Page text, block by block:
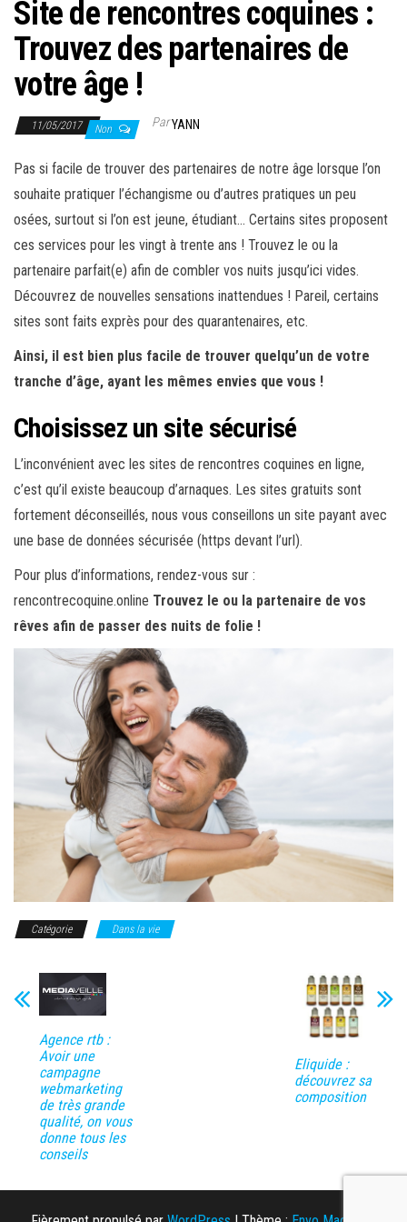
Site de rencontres coquines :
Trouvez des partenaires de
votre âge !
11/05/2017 Non ParYANN
Pas si facile de trouver des partenaires de notre âge lorsque l’on
souhaite pratiquer l’échangisme ou d’autres pratiques un peu
osées, surtout si l’on est jeune, étudiant… Certains sites proposent
ces services pour les vingt à trente ans ! Trouvez le ou la
partenaire parfait(e) afin de combler vos nuits jusqu’ici vides.
Découvrez de nouvelles sensations inattendues ! Pareil, certains
sites sont faits exprès pour des quarantenaires, etc.
Ainsi, il est bien plus facile de trouver quelqu’un de votre
tranche d’âge, ayant les mêmes envies que vous !
Choisissez un site sécurisé
L’inconvénient avec les sites de rencontres coquines en ligne,
c’est qu’il existe beaucoup d’arnaques. Les sites gratuits sont
fortement déconseillés, nous vous conseillons un site payant avec
une base de données sécurisée (https devant l’url).
Pour plus d’informations, rendez-vous sur :
rencontrecoquine.online Trouvez le ou la partenaire de vos
rêves afin de passer des nuits de folie !
Catégorie Dans la vie
Agence rtb :
Avoir une
campagne
webmarketing
de très grande
qualité, on vous
donne tous les
conseils
Eliquide :
découvrez sa
composition